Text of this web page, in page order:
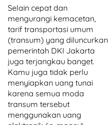
Selain cepat dan
mengurangi kemacetan,
tarif transportasi umum
(transum) yang diluncurkan
pemerintah DKI Jakarta
juga terjangkau banget.
Kamu juga tidak perlu
menyiapkan uang tunai
karena semua moda
transum tersebut
menggunakan uang